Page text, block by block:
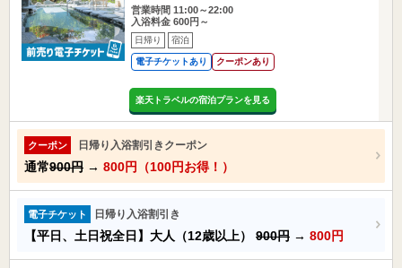
営業時間 11:00～22:00
入浴料金 600円～
日帰り 宿泊
電子チケットあり クーポンあり
楽天トラベルの宿泊プランを見る
クーポン 日帰り入浴割引きクーポン
通常900円 → 800円（100円お得！）
電子チケット 日帰り入浴割引き
【平日、土日祝全日】大人（12歳以上） 900円 → 800円